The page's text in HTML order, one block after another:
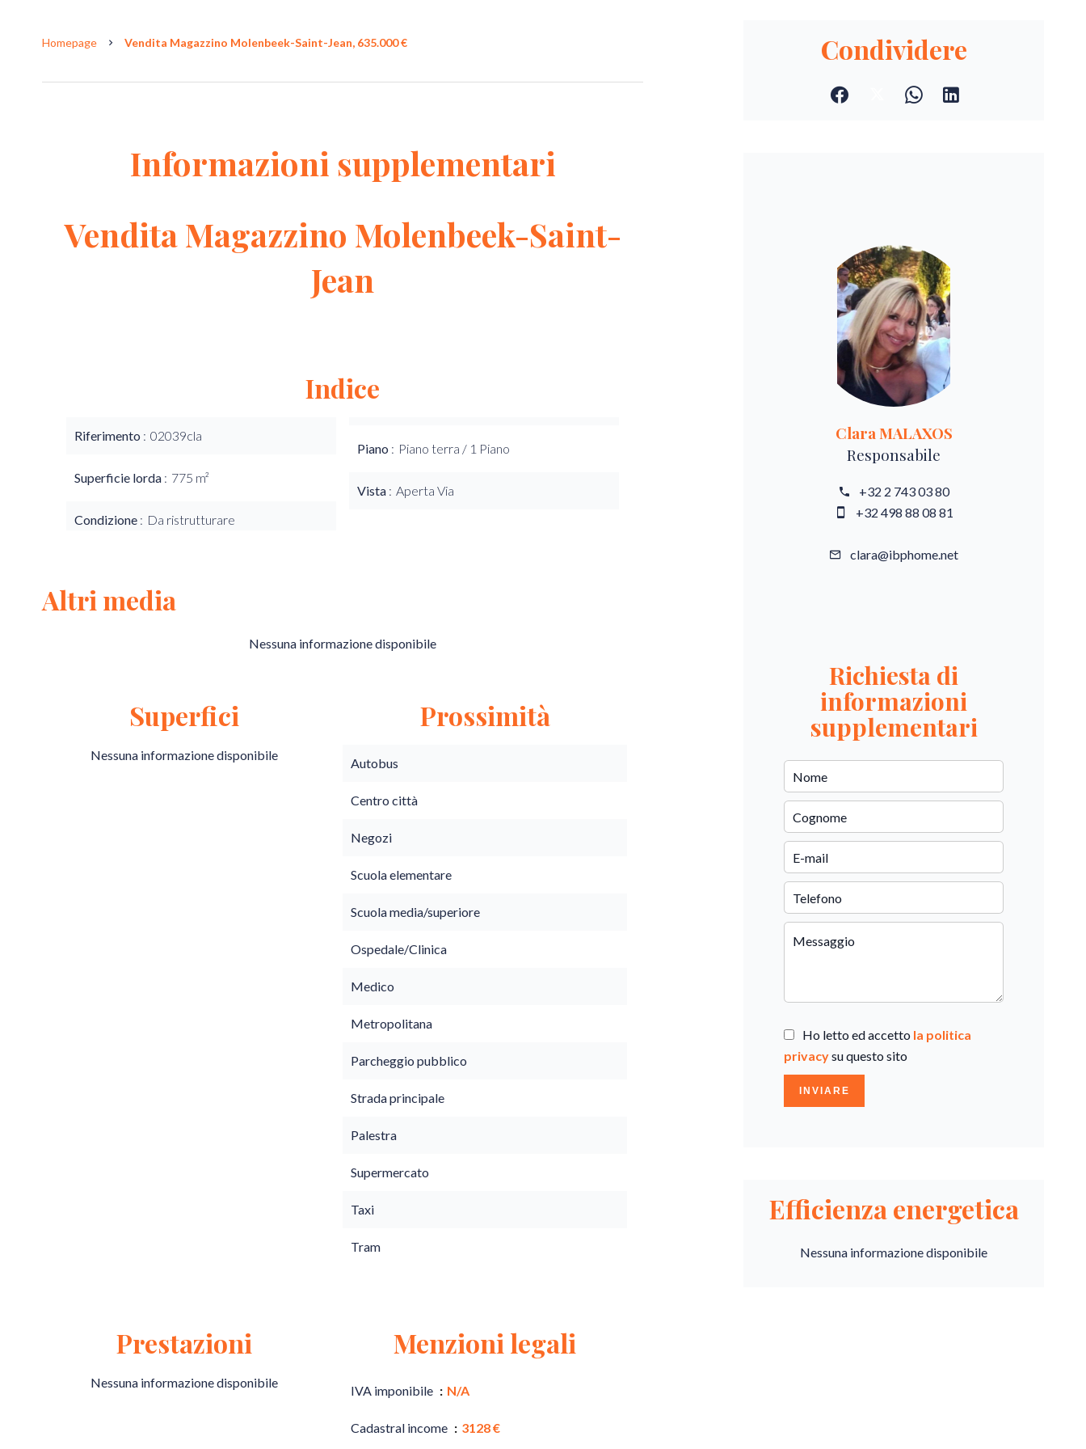
Homepage Vendita Magazzino Molenbeek-Saint-Jean, 635.000 €
Informazioni supplementari
Vendita Magazzino Molenbeek-Saint-
Jean
Indice
Riferimento 02039cla
Superficie lorda 775 m²
Condizione Da ristrutturare
Piano Piano terra / 1 Piano
Vista Aperta Via
Altri media
Nessuna informazione disponibile
Superfici
Nessuna informazione disponibile
Prossimità
Autobus
Centro città
Negozi
Scuola elementare
Scuola media/superiore
Ospedale/Clinica
Medico
Metropolitana
Parcheggio pubblico
Strada principale
Palestra
Supermercato
Taxi
Tram
Prestazioni
Nessuna informazione disponibile
Menzioni legali
IVA imponibile N/A
Cadastral income 3128 €
Condividere
Clara MALAXOS
Responsabile
+32 2 743 03 80
+32 498 88 08 81
clara@ibphome.net
Richiesta di
informazioni
supplementari
Ho letto ed accetto la politica
privacysu questo sito
INVIARE
Efficienza energetica
Nessuna informazione disponibile